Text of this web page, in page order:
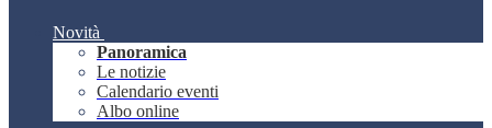
Novità
Panoramica
Le notizie
Calendario eventi
Albo online